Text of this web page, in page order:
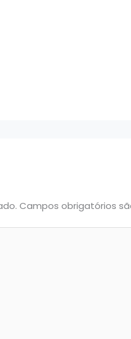
Campos obrigatórios